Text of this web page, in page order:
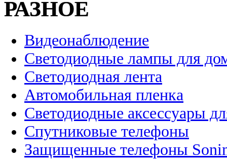
РАЗНОЕ
Видеонаблюдение
Светодиодные лампы для
Светодиодная лента
Автомобильная пленка
Светодиодные аксессуары
Спутниковые телефоны
Защищенные телефоны